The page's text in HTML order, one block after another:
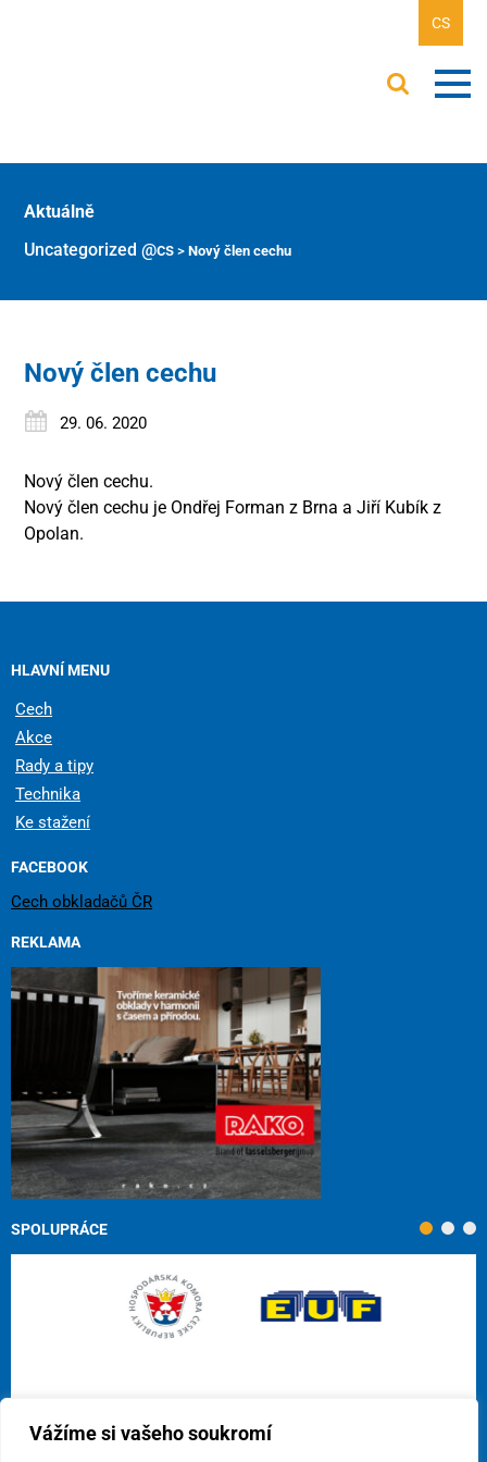
Vážíme si vašeho soukromí
CS
Aktuálně
Uncategorized @cs >Nový člen cechu
Nový člen cechu
29. 06. 2020
Nový člen cechu.
Nový člen cechu je Ondřej Forman z Brna a Jiří Kubík z
Opolan.
HLAVNÍ MENU
Cech
Akce
Rady a tipy
Technika
Ke stažení
FACEBOOK
Cech obkladačů ČR
REKLAMA
SPOLUPRÁCE